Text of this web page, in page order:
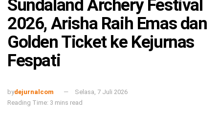
Sundaland Archery Festival
2026, Arisha Raih Emas dan
Golden Ticket ke Kejurnas
Fespati
bydejurnalcom
Selasa, 7 Juli 2026
Reading Time: 3 mins read